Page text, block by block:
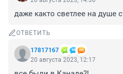
даже както светлее на душе
ОТВЕТИТЬ
17817167
20 августа 2023, 12:17